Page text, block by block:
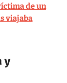
de un
viajaba
y